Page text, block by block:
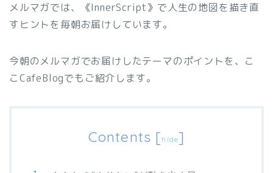
メルマガでは、《InnerScript》で人生の地図を描き直
すヒントを毎朝お届けしています。
今朝のメルマガでお届けしたテーマのポイントを、こ
こCafeBlogでもご紹介します。
Contents [ hide]